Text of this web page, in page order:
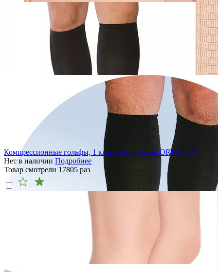
Компрессионные гольфы, 1 класс компрессии ORTO, 4314
Нет в наличии Подробнее
Товар смотрели 17805 раз